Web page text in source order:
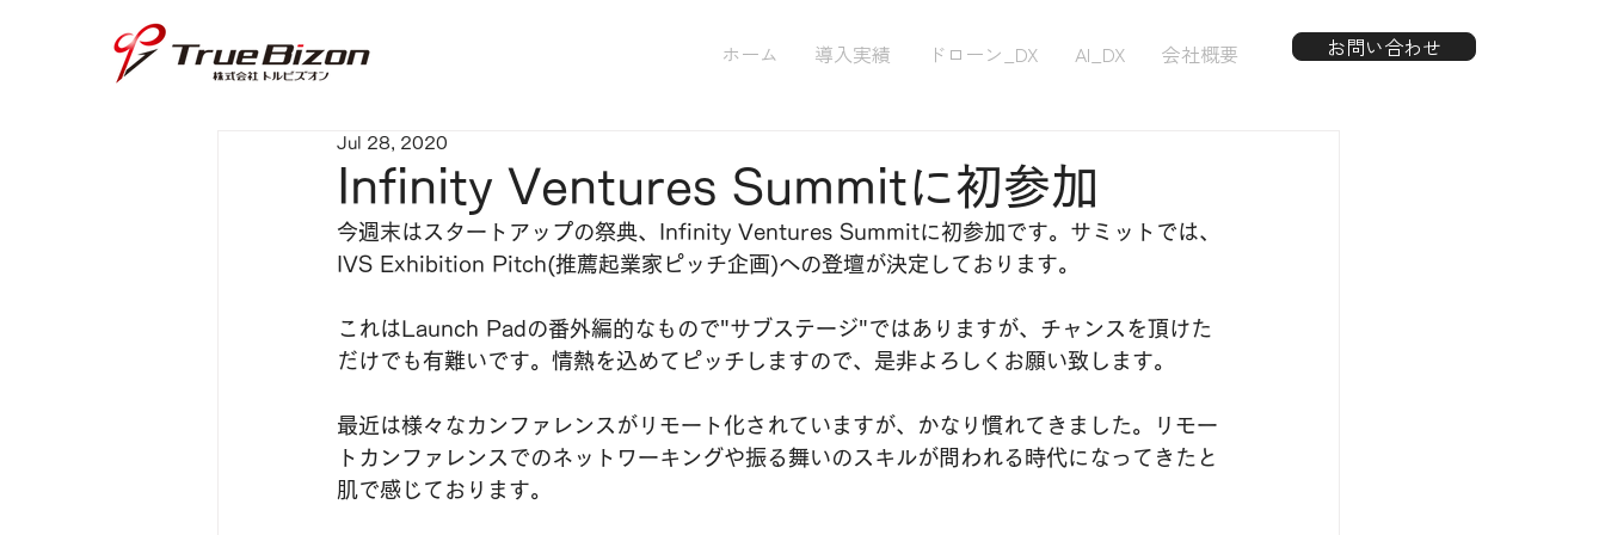
ホーム 導入実績 ドローン_DX AI_DX 会社概要 お問い合わせ
Infinity Ventures Summitに初参加
Jul 28, 2020
今週末はスタートアップの祭典、Infinity Ventures Summitに初参加です。サミットでは、
IVS Exhibition Pitch(推薦起業家ピッチ企画)への登壇が決定しております。
これはLaunch Padの番外編的なもので"サブステージ"ではありますが、チャンスを頂けた
だけでも有難いです。情熱を込めてピッチしますので、是非よろしくお願い致します。
最近は様々なカンファレンスがリモート化されていますが、かなり慣れてきました。リモー
トカンファレンスでのネットワーキングや振る舞いのスキルが問われる時代になってきたと
肌で感じております。